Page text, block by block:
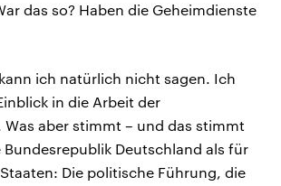
das so? Haben die Geheimdienste
ich natürlich nicht sagen. Ich
in die Arbeit der
Was aber stimmt – und das stimmt
Deutschland als für
Die politische Führung, die